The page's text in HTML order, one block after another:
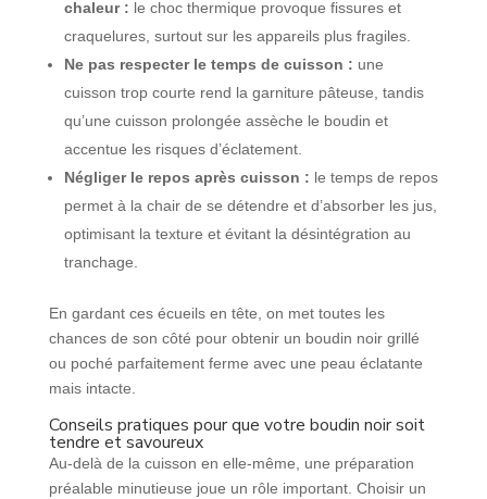
chaleur : le choc thermique provoque fissures et
craquelures, surtout sur les appareils plus fragiles.
Ne pas respecter le temps de cuisson : une
cuisson trop courte rend la garniture pâteuse, tandis
qu’une cuisson prolongée assèche le boudin et
accentue les risques d’éclatement.
Négliger le repos après cuisson : le temps de repos
permet à la chair de se détendre et d’absorber les jus,
optimisant la texture et évitant la désintégration au
tranchage.
En gardant ces écueils en tête, on met toutes les
chances de son côté pour obtenir un boudin noir grillé
ou poché parfaitement ferme avec une peau éclatante
mais intacte.
Conseils pratiques pour que votre boudin noir soit
tendre et savoureux
Au-delà de la cuisson en elle-même, une préparation
préalable minutieuse joue un rôle important. Choisir un